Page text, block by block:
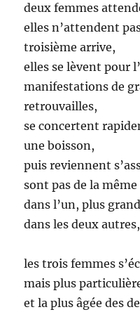
deux femmes
elles n’attendent
troisième arrive,
elles se lèvent pour
manifestations de
retrouvailles,
se concertent
une boisson,
puis reviennent
sont pas de la
dans l’un, plus
dans les deux
les trois femmes
mais plus
et la plus âgée des